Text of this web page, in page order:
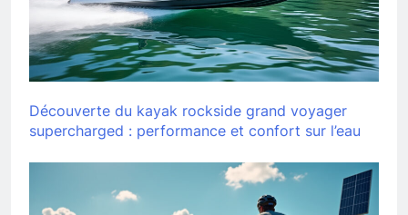
Découverte du kayak rockside grand voyager
supercharged : performance et confort sur l’eau